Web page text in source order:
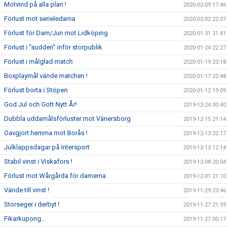
Motvind på alla plan ! 2020-02-09 17:46
Förlust mot serieledarna 2020-02-02 22:07
Förlust för Dam/Jun mot Lidköping 2020-01-31 21:41
Förlust i "sudden" inför storpublik 2020-01-24 22:27
Förlust i målglad match 2020-01-19 23:18
Boxplaymål vände matchen ! 2020-01-17 22:48
Förlust borta i Stöpen 2020-01-12 19:09
God Jul och Gott Nytt År! 2019-12-24 00:40
Dubbla uddamålsförluster mot Vänersborg 2019-12-15 21:14
Oavgjort hemma mot Borås ! 2019-12-13 22:17
Julklappsdagar på Intersport 2019-12-13 12:14
Stabil vinst i Viskafors ! 2019-12-08 20:04
Förlust mot Wårgårda för damerna 2019-12-01 21:10
Vände till vinst ! 2019-11-29 23:46
Storseger i derbyt ! 2019-11-27 21:59
Fikarkupong... 2019-11-27 00:17